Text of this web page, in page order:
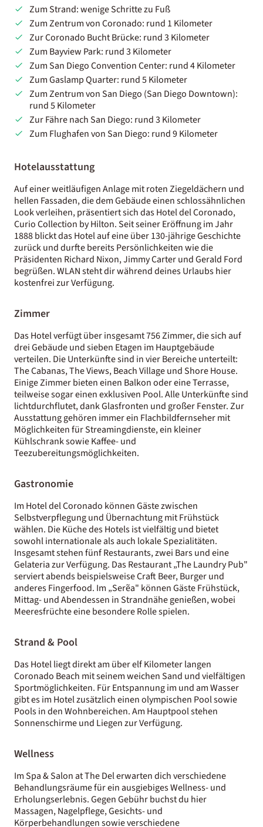
Zum Strand: wenige Schritte zu Fuß
Zum Zentrum von Coronado: rund 1 Kilometer
Zur Coronado Bucht Brücke: rund 3 Kilometer
Zum Bayview Park: rund 3 Kilometer
Zum San Diego Convention Center: rund 4 Kilometer
Zum Gaslamp Quarter: rund 5 Kilometer
Zum Zentrum von San Diego (San Diego Downtown):
rund 5 Kilometer
Zur Fähre nach San Diego: rund 3 Kilometer
Zum Flughafen von San Diego: rund 9 Kilometer
Hotelausstattung
Auf einer weitläufigen Anlage mit roten Ziegeldächern und
hellen Fassaden, die dem Gebäude einen schlossähnlichen
Look verleihen, präsentiert sich das Hotel del Coronado,
Curio Collection by Hilton. Seit seiner Eröffnung im Jahr
1888 blickt das Hotel auf eine über 130-jährige Geschichte
zurück und durfte bereits Persönlichkeiten wie die
Präsidenten Richard Nixon, Jimmy Carter und Gerald Ford
begrüßen. WLAN steht dir während deines Urlaubs hier
kostenfrei zur Verfügung.
Zimmer
Das Hotel verfügt über insgesamt 756 Zimmer, die sich auf
drei Gebäude und sieben Etagen im Hauptgebäude
verteilen. Die Unterkünfte sind in vier Bereiche unterteilt:
The Cabanas, The Views, Beach Village und Shore House.
Einige Zimmer bieten einen Balkon oder eine Terrasse,
teilweise sogar einen exklusiven Pool. Alle Unterkünfte sind
lichtdurchflutet, dank Glasfronten und großer Fenster. Zur
Ausstattung gehören immer ein Flachbildfernseher mit
Möglichkeiten für Streamingdienste, ein kleiner
Kühlschrank sowie Kaffee- und
Teezubereitungsmöglichkeiten.
Gastronomie
Im Hotel del Coronado können Gäste zwischen
Selbstverpflegung und Übernachtung mit Frühstück
wählen. Die Küche des Hotels ist vielfältig und bietet
sowohl internationale als auch lokale Spezialitäten.
Insgesamt stehen fünf Restaurants, zwei Bars und eine
Gelateria zur Verfügung. Das Restaurant „The Laundry Pub"
serviert abends beispielsweise Craft Beer, Burger und
anderes Fingerfood. Im „Serẽa" können Gäste Frühstück,
Mittag- und Abendessen in Strandnähe genießen, wobei
Meeresfrüchte eine besondere Rolle spielen.
Strand & Pool
Das Hotel liegt direkt am über elf Kilometer langen
Coronado Beach mit seinem weichen Sand und vielfältigen
Sportmöglichkeiten. Für Entspannung im und am Wasser
gibt es im Hotel zusätzlich einen olympischen Pool sowie
Pools in den Wohnbereichen. Am Hauptpool stehen
Sonnenschirme und Liegen zur Verfügung.
Wellness
Im Spa & Salon at The Del erwarten dich verschiedene
Behandlungsräume für ein ausgiebiges Wellness- und
Erholungserlebnis. Gegen Gebühr buchst du hier
Massagen, Nagelpflege, Gesichts- und
Körperbehandlungen sowie verschiedene